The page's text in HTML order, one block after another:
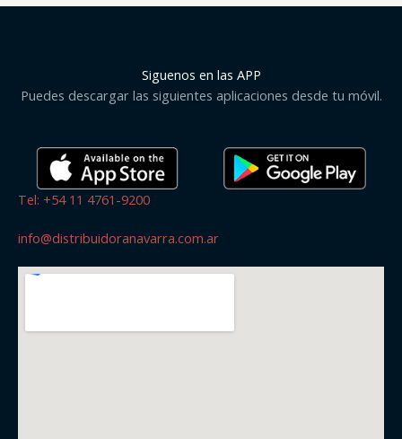
Siguenos en las APP
Puedes descargar las siguientes aplicaciones desde tu móvil.
Tel: +54 11 4761-9200
info@distribuidoranavarra.com.ar